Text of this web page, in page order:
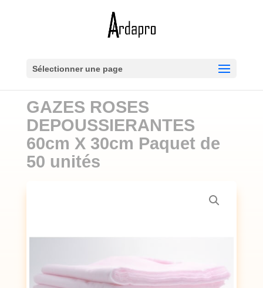
Sélectionner une page
GAZES ROSES
DEPOUSSIERANTES
60cm X 30cm Paquet de
50 unités